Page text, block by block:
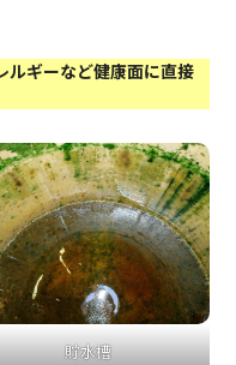
ルギーなど健康面に直接
貯水槽